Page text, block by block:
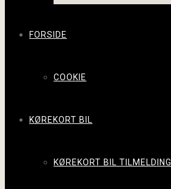
FORSIDE
COOKIE
KØREKORT BIL
KØREKORT BIL TILMELDING